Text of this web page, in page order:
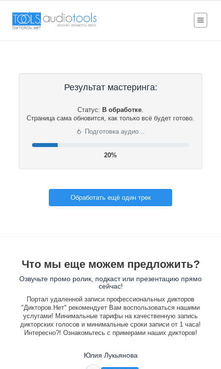
Результат мастеринга:
Статус: В обработке.
Страница сама обновится, как только всё будет готово.
⟳ Подготовка аудио…
20%
Обработать ещё один трек
Что мы еще можем предложить?
Озвучьте промо ролик, подкаст или презентацию прямо
сейчас!
Портал удаленной записи профессиональных дикторов
"Дикторов.Нет" рекомендует Вам воспользоваться нашими
услугами! Минимальные тарифы на качественную запись
дикторских голосов и минимальные сроки записи от 1 часа!
Интересно?! Ознакомьтесь с примерами наших дикторов!
Юлия Лукьянова